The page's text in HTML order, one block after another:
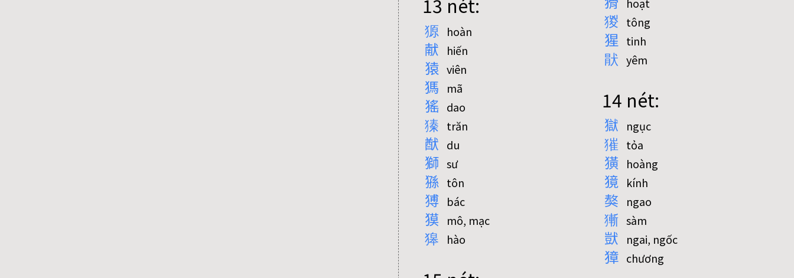
13 nét:
獂 hoàn
献 hiến
猿 viên
獁 mã
猺 dao
獉 trăn
猷 du
獅 sư
猻 tôn
猼 bác
獏 mô, mạc
獆 hào
猣 tông
猩 tinh
猒 yêm
14 nét:
獄 ngục
獕 tỏa
獚 hoàng
獍 kính
獒 ngao
獑 sàm
獃 ngai, ngốc
獐 chương